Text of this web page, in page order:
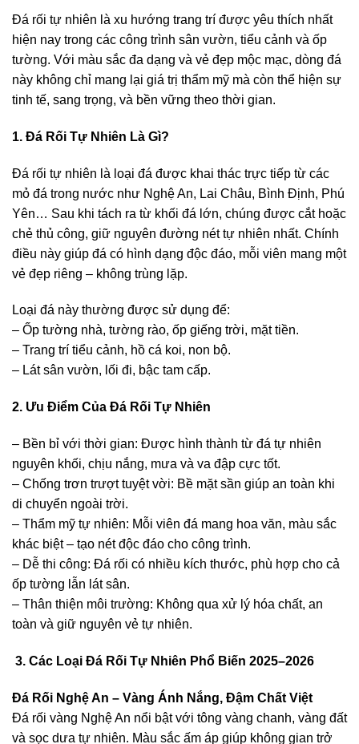
Đá rối tự nhiên là xu hướng trang trí được yêu thích nhất
hiện nay trong các công trình sân vườn, tiểu cảnh và ốp
tường. Với màu sắc đa dạng và vẻ đẹp mộc mạc, dòng đá
này không chỉ mang lại giá trị thẩm mỹ mà còn thể hiện sự
tinh tế, sang trọng, và bền vững theo thời gian.
1. Đá Rối Tự Nhiên Là Gì?
Đá rối tự nhiên là loại đá được khai thác trực tiếp từ các
mỏ đá trong nước như Nghệ An, Lai Châu, Bình Định, Phú
Yên… Sau khi tách ra từ khối đá lớn, chúng được cắt hoặc
chẻ thủ công, giữ nguyên đường nét tự nhiên nhất. Chính
điều này giúp đá có hình dạng độc đáo, mỗi viên mang một
vẻ đẹp riêng – không trùng lặp.
Loại đá này thường được sử dụng để:
– Ốp tường nhà, tường rào, ốp giếng trời, mặt tiền.
– Trang trí tiểu cảnh, hồ cá koi, non bộ.
– Lát sân vườn, lối đi, bậc tam cấp.
2. Ưu Điểm Của Đá Rối Tự Nhiên
– Bền bỉ với thời gian: Được hình thành từ đá tự nhiên
nguyên khối, chịu nắng, mưa và va đập cực tốt.
– Chống trơn trượt tuyệt vời: Bề mặt sần giúp an toàn khi
di chuyển ngoài trời.
– Thẩm mỹ tự nhiên: Mỗi viên đá mang hoa văn, màu sắc
khác biệt – tạo nét độc đáo cho công trình.
– Dễ thi công: Đá rối có nhiều kích thước, phù hợp cho cả
ốp tường lẫn lát sân.
– Thân thiện môi trường: Không qua xử lý hóa chất, an
toàn và giữ nguyên vẻ tự nhiên.
3. Các Loại Đá Rối Tự Nhiên Phổ Biến 2025–2026
Đá Rối Nghệ An – Vàng Ánh Nắng, Đậm Chất Việt
Đá rối vàng Nghệ An nổi bật với tông vàng chanh, vàng đất
và sọc dưa tự nhiên. Màu sắc ấm áp giúp không gian trở